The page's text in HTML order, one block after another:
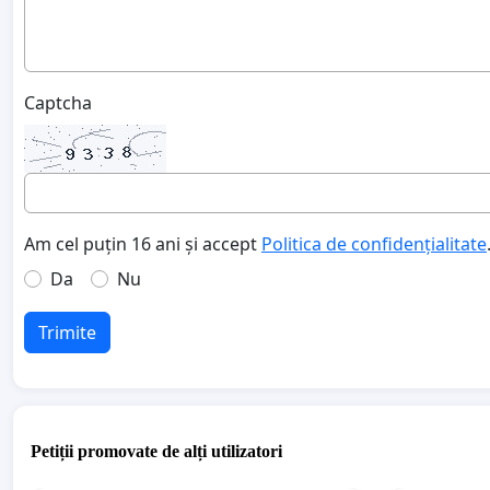
Captcha
Am cel puțin 16 ani și accept Politica de confidențialitate.
Da
Nu
Trimite
Petiții promovate de alți utilizatori